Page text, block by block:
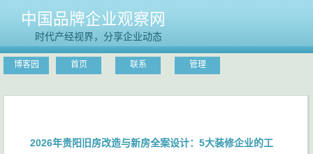
中国品牌企业观察网
时代产经视界，分享企业动态
博客园 首页 联系 管理
2026年贵阳旧房改造与新房全案设计：5大装修企业的工